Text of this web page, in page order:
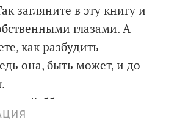
загляните в эту книгу и
глазами. А
как разбудить
она, быть может, и до
Габбе.
детям.